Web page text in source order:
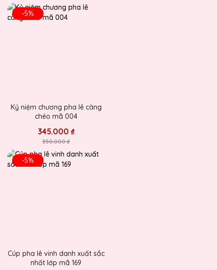
-5%
Kỷ niệm chương pha lê càng
chéo mã 004
345.000 ₫
350.000 ₫
-5%
Cúp pha lê vinh danh xuất sắc
nhất lớp mã 169